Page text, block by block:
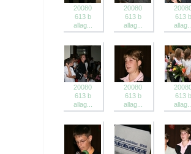
20080
613 b
allag...
20080
613 b
allag...
613 b
20080
613 b
allag...
20080
613 b
allag...
613 b